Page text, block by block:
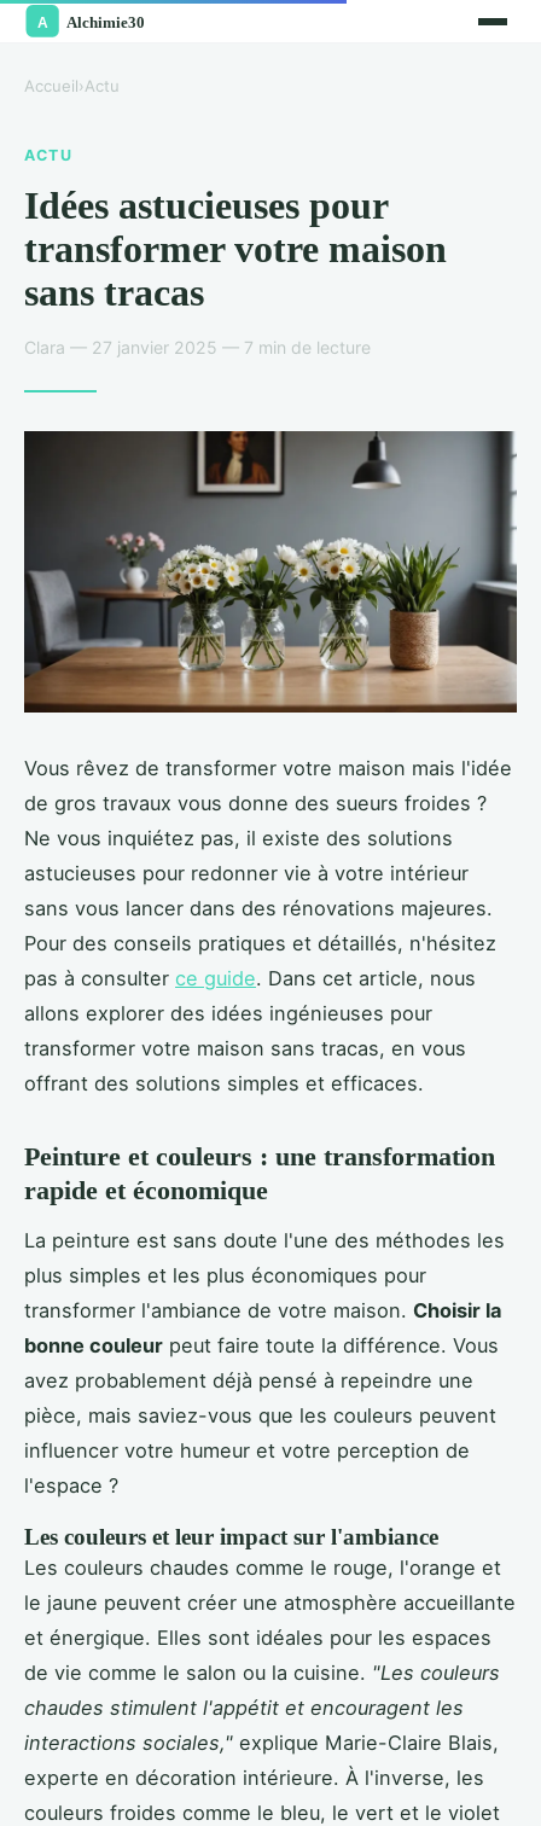
Accueil›Actu
ACTU
Idées astucieuses pour
transformer votre maison
sans tracas
Clara — 27 janvier 2025 — 7 min de lecture
Vous rêvez de transformer votre maison mais l'idée
de gros travaux vous donne des sueurs froides ?
Ne vous inquiétez pas, il existe des solutions
astucieuses pour redonner vie à votre intérieur
sans vous lancer dans des rénovations majeures.
Pour des conseils pratiques et détaillés, n'hésitez
pas à consulter ce guide. Dans cet article, nous
allons explorer des idées ingénieuses pour
transformer votre maison sans tracas, en vous
offrant des solutions simples et efficaces.
Peinture et couleurs : une transformation
rapide et économique
La peinture est sans doute l'une des méthodes les
plus simples et les plus économiques pour
transformer l'ambiance de votre maison. Choisir la
bonne couleur peut faire toute la différence. Vous
avez probablement déjà pensé à repeindre une
pièce, mais saviez-vous que les couleurs peuvent
influencer votre humeur et votre perception de
l'espace ?
Les couleurs et leur impact sur l'ambiance
Les couleurs chaudes comme le rouge, l'orange et
le jaune peuvent créer une atmosphère accueillante
et énergique. Elles sont idéales pour les espaces
de vie comme le salon ou la cuisine. "Les couleurs
chaudes stimulent l'appétit et encouragent les
interactions sociales," explique Marie-Claire Blais,
experte en décoration intérieure. À l'inverse, les
couleurs froides comme le bleu, le vert et le violet